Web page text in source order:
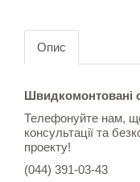
Опис
Швидкомонтовані
Телефонуйте нам,
консультації та
проекту!
(044) 391-03-43